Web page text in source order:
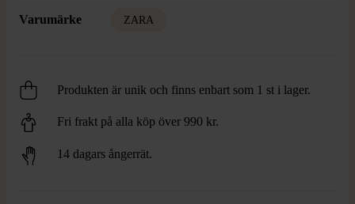
Varumärke ZARA
Produkten är unik och finns enbart som 1 st i lager.
Fri frakt på alla köp över 990 kr.
14 dagars ångerrät.